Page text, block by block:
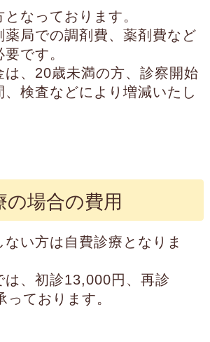
なっております。
薬局での調剤費、薬剤費など
です。
は、20歳未満の方、診察開始
、検査などにより増減いたし
の場合の費用
い方は自費診療となりま
は、初診13,000円、再診
ております。